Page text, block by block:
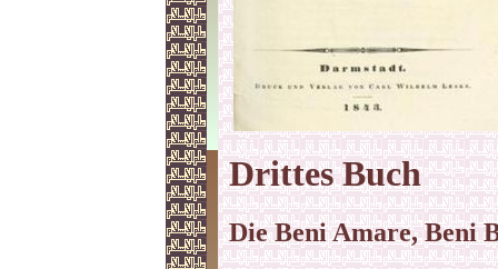
DrittesBuch
Die Beni Amare, Beni